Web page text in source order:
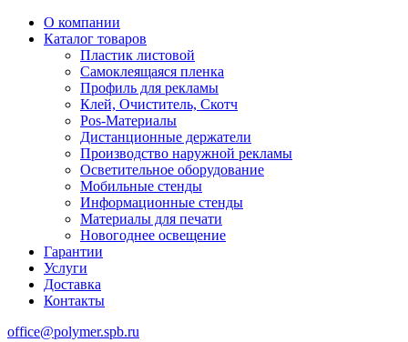
О компании
Каталог товаров
Пластик листовой
Самоклеящаяся пленка
Профиль для рекламы
Клей, Очиститель, Скотч
Pos-Материалы
Дистанционные держатели
Производство наружной рекламы
Осветительное оборудование
Мобильные стенды
Информационные стенды
Материалы для печати
Новогоднее освещение
Гарантии
Услуги
Доставка
Контакты
office@polymer.spb.ru